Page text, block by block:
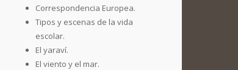
Correspondencia Europea.
Tipos y escenas de la vida
escolar.
El yaraví.
El viento y el mar.